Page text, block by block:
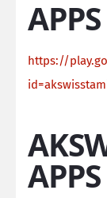
https://